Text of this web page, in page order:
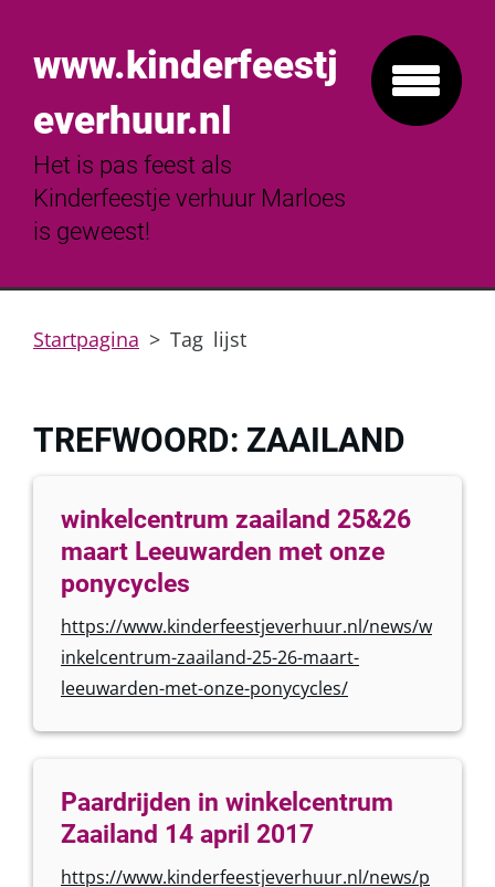
www.kinderfeestj
everhuur.nl
Het is pas feest als
Kinderfeestje verhuur Marloes
is geweest!
Startpagina > Tag lijst
TREFWOORD: ZAAILAND
winkelcentrum zaailand 25&26
maart Leeuwarden met onze
ponycycles
https://www.kinderfeestjeverhuur.nl/news/w
inkelcentrum-zaailand-25-26-maart-
leeuwarden-met-onze-ponycycles/
Paardrijden in winkelcentrum
Zaailand 14 april 2017
https://www.kinderfeestjeverhuur.nl/news/p